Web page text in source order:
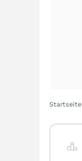
Startseite